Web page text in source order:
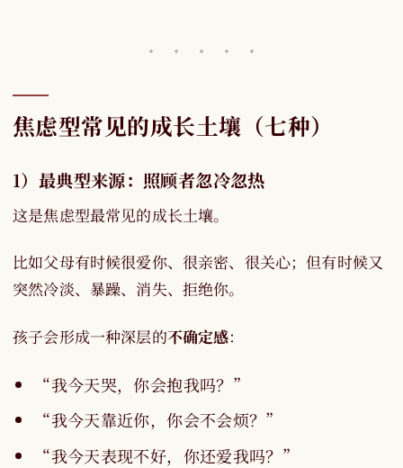
焦虑型常见的成长土壤（七种）
1）最典型来源：照顾者忽冷忽热
这是焦虑型最常见的成长土壤。
比如父母有时候很爱你、很亲密、很关心；但有时候又
突然冷淡、暴躁、消失、拒绝你。
孩子会形成一种深层的不确定感：
“我今天哭，你会抱我吗？”
“我今天靠近你，你会不会烦？”
“我今天表现不好，你还爱我吗？”